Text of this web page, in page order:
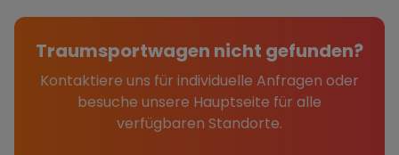
Traumsportwagen nicht gefunden?
Kontaktiere uns für individuelle Anfragen oder
besuche unsere Hauptseite für alle
verfügbaren Standorte.